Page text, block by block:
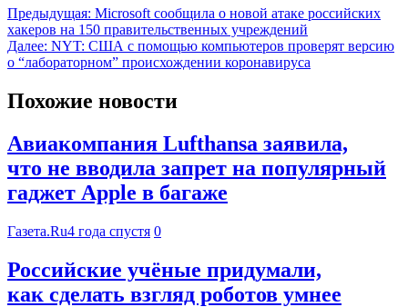
Предыдущая: Microsoft сообщила о новой атаке российских
хакеров на 150 правительственных учреждений
Далее: NYT: США с помощью компьютеров проверят версию
о “лабораторном” происхождении коронавируса
Похожие новости
Авиакомпания Lufthansa заявила,
что не вводила запрет на популярный
гаджет Apple в багаже
Газета.Ru4 года спустя 0
Российские учёные придумали,
как сделать взгляд роботов умнее